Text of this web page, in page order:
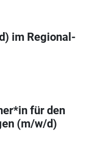
im Regional-
für den
(m/w/d)